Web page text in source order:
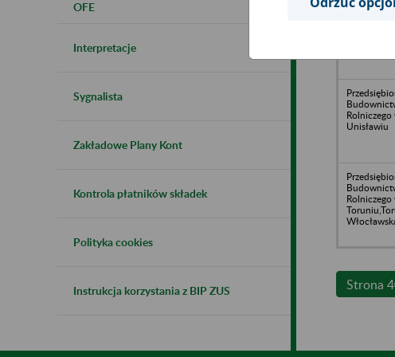
OFE
Interpretacje
Sygnalista
Zakładowe Plany Kont
Kontrola płatników składek
Polityka cookies
Instrukcja korzystania z BIP ZUS
Rolniczego
Unisławiu
Rolniczego
Strona